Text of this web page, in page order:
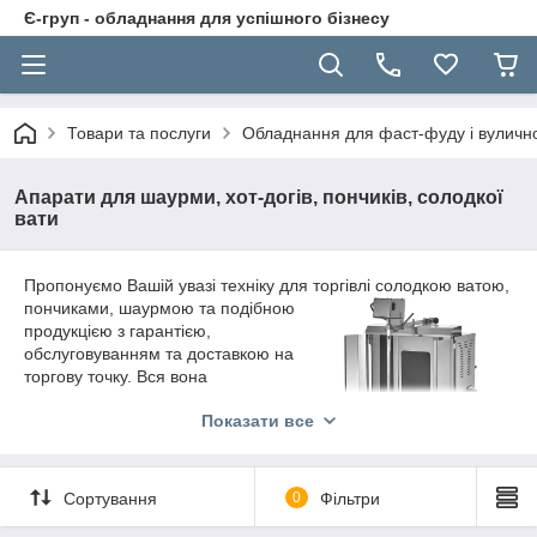
Є-груп - обладнання для успішного бізнесу
Товари та послуги Обладнання для фаст-фуду і
Апарати для шаурми, хот-догів, пончиків, солодкої
вати
Пропонуємо Вашій увазі техніку для торгівлі солодкою ватою,
пончиками, шаурмою та подібною
продукцією з гарантією,
обслуговуванням та доставкою на
торгову точку. Вся вона
часом. Телефонуйте в "Е-груп"!
популярність у нашій країні завдяки
ціновій доступності виробів. Крім того, кулінарні страви
Показати все
Сортування 0 Фільтри